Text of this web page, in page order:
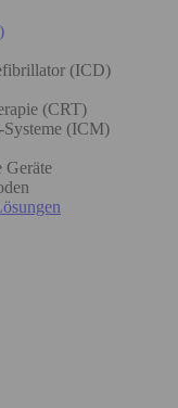
(ICD)
(CRT)
(ICM)
Geräte